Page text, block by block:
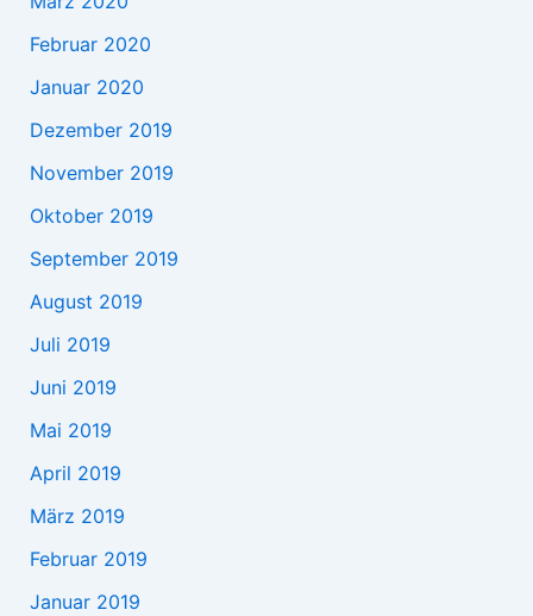
Februar 2020
Januar 2020
Dezember 2019
November 2019
Oktober 2019
September 2019
August 2019
Juli 2019
Juni 2019
Mai 2019
April 2019
März 2019
Februar 2019
Januar 2019